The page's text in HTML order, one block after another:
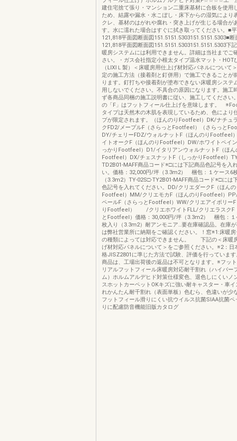
建住宅捨て張り・マンション二重床基材に合板を使用
ため、結露や漏水・水こぼし・床下からの湿気により
クレ、基材のはがれや腐れ・突き上げが生じる場合が
す。水に濡れた場合はすぐに拭き取ってください。■
121,818平面図断面図151.5151.5303151.5151.5303■断
121,818平面図断面図151.5151.5303151.5151.5303下
暖房システムには利用できません。詳細は当社までご
さい。・ガス会社指定小根太タイプ温水マット・HOT
（LIXIＬ製）＜床暖房用仕上げ材対応パネルについて
定の施工方法（接着剤と釘併用）で施工できることが
ります。釘打ちや接着剤が塗布できない床暖房システ
用しないでください。不具合の原因になります。施工
ず各商品同梱の施工説明書に従い、施工してください
の「F」はフットフィール仕上げを意味します。
タイプは天然木の木肌を表現しているため、色により
プが限定されます。（ほんのりFootfeel）DK/ナチュ
クFD2/メープルF（さらっとFootfeel）（さらっと
DY/チェリーFDZ/ウォルナットF（ほんのりFootfeel
イトオークF（ほんのりFootfeel）DW/ホワイトペイ
っかりFootfeel）D1/イタリアンウォルナットF（ほん
Footfeel）DX/チェスナットF（しっかりFootfeel）
TD2B01-MAFF商品コード※□には下記商品色記号を入
い。価格：32,000円/坪（3.3m2） 梱包：１ケース6
（3.3m2）TY-02S□-TY2B01-MAFF商品コード※□には
色記号を入れてください。DD/クリエダークF（ほんの
Footfeel）MM/クリエモカF（ほんのりFootfeel）
ペールF（さらっとFootfeel）WW/クリエアイボリー
りFootfeel） /クリエホワイトFLL/クリエラスクF
とFootfeel）価格：30,000円/坪（3.3m2） 梱包：１
枚入り（3.3m2）耐アンモニア…要在庫確認品。在庫
は弊社営業所に納期をご確認ください。！窓※1:床暖房
の種類によっては対応できません。 下記の＜床暖
げ材対応パネルについて＞をご参照ください。※2：日
格JISZ2801に準じた方法で試験、評価を行っていま
商品は、工場出荷後の返品は不可となります。※フッ
リアルフットフィール床暖房対応耐干割れ（ハイパー
ム）ホルムアルデヒド対策仕様変色、退色しにくいノ
スホットカーペットOKキズに強い耐キャスター・車イ
れかんたん耐千割れ（表面単板）色むら、色違いが少
フットフィール滑りにくい抗ウイルス抗菌SIAA抗菌ペ
りに配慮防音機能旧版カタログ